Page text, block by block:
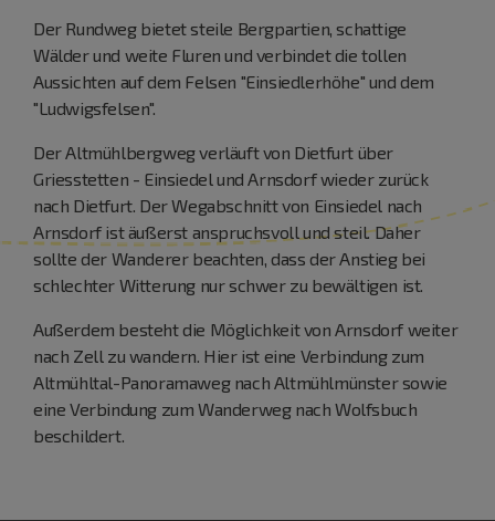
Der Rundweg bietet steile Bergpartien, schattige
Wälder und weite Fluren und verbindet die tollen
Aussichten auf dem Felsen "Einsiedlerhöhe" und dem
"Ludwigsfelsen".
Der Altmühlbergweg verläuft von Dietfurt über
Griesstetten - Einsiedel und Arnsdorf wieder zurück
nach Dietfurt. Der Wegabschnitt von Einsiedel nach
Arnsdorf ist äußerst anspruchsvoll und steil. Daher
sollte der Wanderer beachten, dass der Anstieg bei
schlechter Witterung nur schwer zu bewältigen ist.
Außerdem besteht die Möglichkeit von Arnsdorf weiter
nach Zell zu wandern. Hier ist eine Verbindung zum
Altmühltal-Panoramaweg nach Altmühlmünster sowie
eine Verbindung zum Wanderweg nach Wolfsbuch
beschildert.